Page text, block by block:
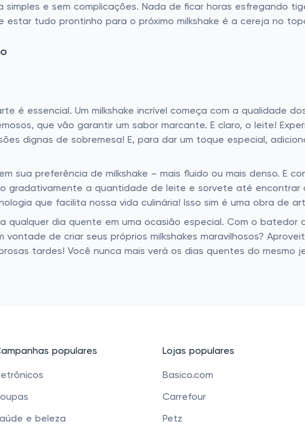
simples e sem complicações. Nada de ficar horas esfregando
estar tudo prontinho para o próximo milkshake é a cereja no
é essencial. Um milkshake incrível começa com a qualidade
que vão garantir um sabor marcante. E claro, o leite!
dignas de sobremesa! E, para dar um toque especial,
sua preferência de milkshake – mais fluido ou mais denso. E
gradativamente a quantidade de leite e sorvete até
que facilita nossa vida culinária! Isso sim é uma obra de
qualquer dia quente em uma ocasião especial. Com o batedor
vontade de criar seus próprios milkshakes maravilhosos?
tardes! Você nunca mais verá os dias quentes do mesmo
populares
e beleza
Lojas populares
Basico.com
Carrefour
Petz